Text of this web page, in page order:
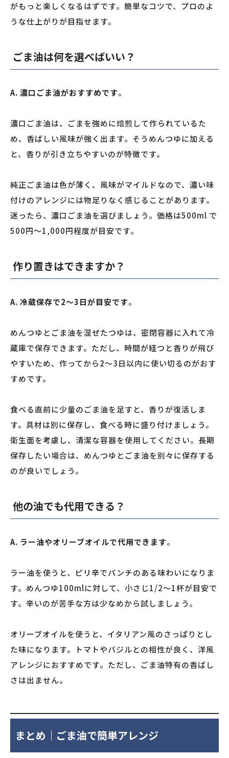
がもっと楽しくなるはずです。簡単なコツで、プロのよ
うな仕上がりが目指せます。
ごま油は何を選べばいい？
A. 濃口ごま油がおすすめです。
濃口ごま油は、ごまを強めに焙煎して作られているた
め、香ばしい風味が強く出ます。そうめんつゆに加える
と、香りが引き立ちやすいのが特徴です。
純正ごま油は色が薄く、風味がマイルドなので、濃い味
付けのアレンジには物足りなく感じることがあります。
迷ったら、濃口ごま油を選びましょう。価格は500ml で
500円〜1,000円程度が目安です。
作り置きはできますか？
A. 冷蔵保存で2〜3日が目安です。
めんつゆとごま油を混ぜたつゆは、密閉容器に入れて冷
蔵庫で保存できます。ただし、時間が経つと香りが飛び
やすいため、作ってから2〜3日以内に使い切るのがおす
すめです。
食べる直前に少量のごま油を足すと、香りが復活しま
す。具材は別に保存し、食べる時に盛り付けましょう。
衛生面を考慮し、清潔な容器を使用してください。長期
保存したい場合は、めんつゆとごま油を別々に保存する
のが良いでしょう。
他の油でも代用できる？
A. ラー油やオリーブオイルで代用できます。
ラー油を使うと、ピリ辛でパンチのある味わいになりま
す。めんつゆ100mlに対して、小さじ1/2〜1杯が目安で
す。辛いのが苦手な方は少なめから試しましょう。
オリーブオイルを使うと、イタリアン風のさっぱりとし
た味になります。トマトやバジルとの相性が良く、洋風
アレンジにおすすめです。ただし、ごま油特有の香ばし
さは出ません。
まとめ｜ごま油で簡単アレンジ